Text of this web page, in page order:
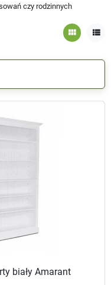
czy rodzinnych
view_module view_list
biały Amarant